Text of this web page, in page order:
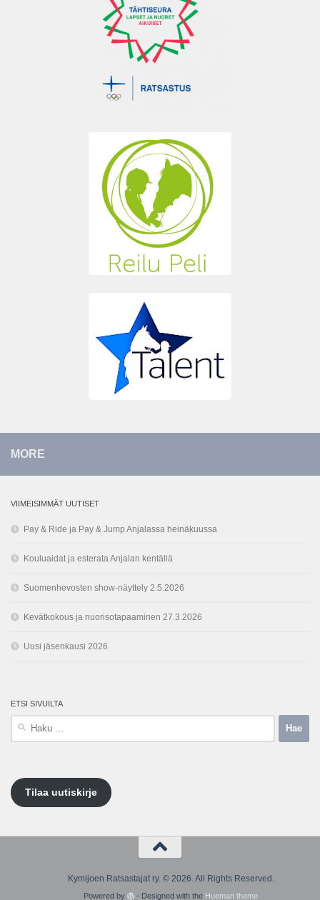
MORE
VIIMEISIMMÄT UUTISET
Pay & Ride ja Pay & Jump Anjalassa heinäkuussa
Kouluaidat ja esterata Anjalan kentällä
Suomenhevosten show-näyttely 2.5.2026
Kevätkokous ja nuorisotapaaminen 27.3.2026
Uusi jäsenkausi 2026
ETSI SIVUILTA
Tilaa uutiskirje
Kymijoen Ratsastajat ry. © 2026. All Rights Reserved.
Powered by - Designed with the Hueman theme